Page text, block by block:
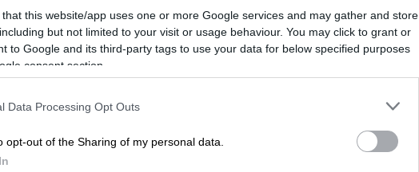
that this website/app uses one or more Google services and may gather and store
but not limited to your visit or usage behaviour. You may click to grant or
to Google and its third-party tags to use your data for below specified purposes
consent section.
Data Processing Opt Outs
opt-out of the Sharing of my personal data.
το ΕΘΝΟΣ στη Google
των επικουρικώνσυντάξεωνμηνός
.
του μέτρου της ταυτόχρονης
συντάξεων,